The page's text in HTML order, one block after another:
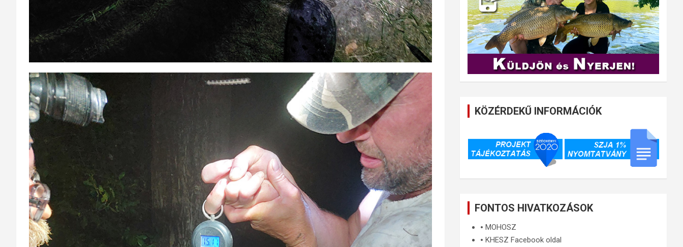
KÖZÉRDEKŰ INFORMÁCIÓK
FONTOS HIVATKOZÁSOK
🞄MOHOSZ
🞄KHESZ Facebook oldal